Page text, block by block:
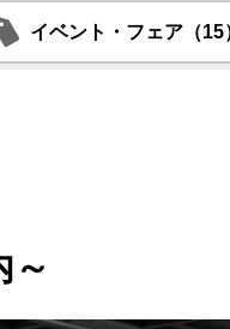
イベント・フェア（15
～